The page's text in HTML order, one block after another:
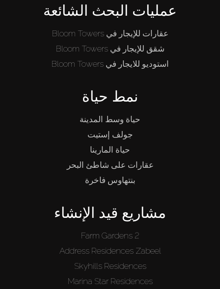
عمليات البحث الشائعة
عقارات للإيجار في Bloom Towers
شقق للإيجار في Bloom Towers
استوديو للايجار في Bloom Towers
نمط حياة
حياة وسط المدينة
جولف إستيت
حياة المارينا
عقارات على شاطئ البحر
بنتهاوس فاخرة
مشاريع قيد الإنشاء
Farm Gardens 2
Address Residences Zabeel
Skyhills Residences
Marina Star Residences